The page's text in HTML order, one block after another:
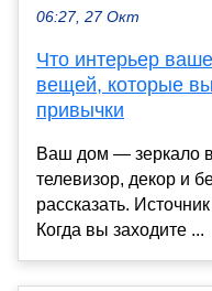
06:27, 27 Окт
Что интерьер
вещей, которые
привычки
Ваш дом — зеркало
телевизор, декор и
рассказать.
Когда вы заходите ...